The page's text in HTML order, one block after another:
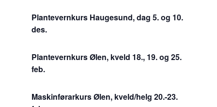
Plantevernkurs Haugesund, dag 5. og 10.
des.
Plantevernkurs Ølen, kveld 18., 19. og 25.
feb.
Maskinførarkurs Ølen, kveld/helg 20.-23.